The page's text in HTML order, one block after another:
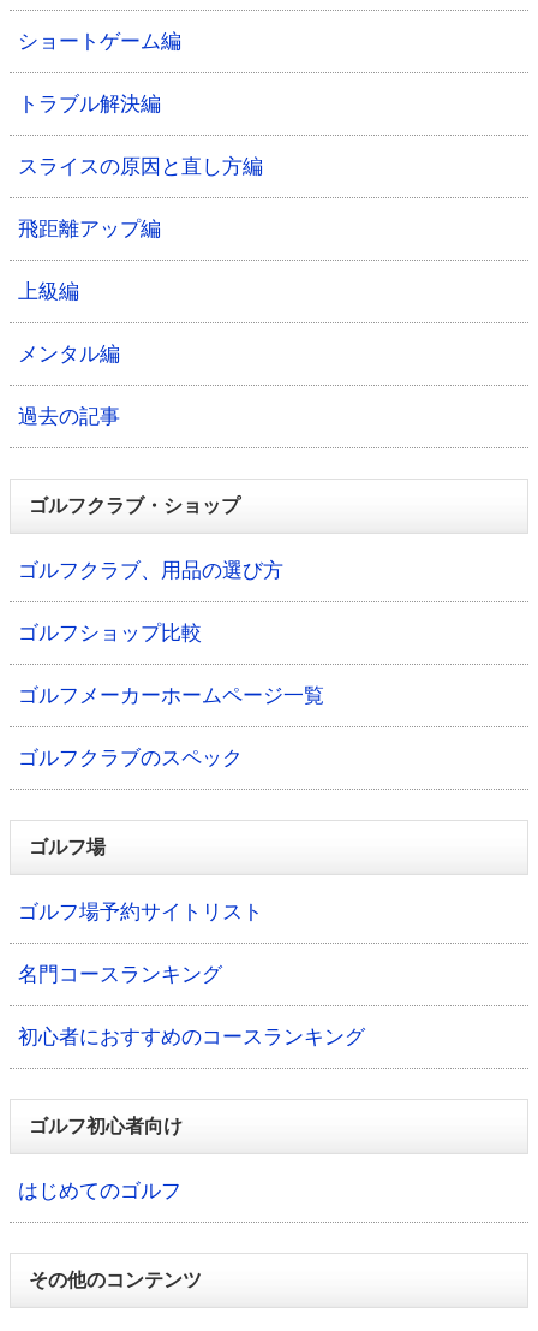
ショートゲーム編
トラブル解決編
スライスの原因と直し方編
飛距離アップ編
上級編
メンタル編
過去の記事
ゴルフクラブ・ショップ
ゴルフクラブ、用品の選び方
ゴルフショップ比較
ゴルフメーカーホームページ一覧
ゴルフクラブのスペック
ゴルフ場
ゴルフ場予約サイトリスト
名門コースランキング
初心者におすすめのコースランキング
ゴルフ初心者向け
はじめてのゴルフ
その他のコンテンツ